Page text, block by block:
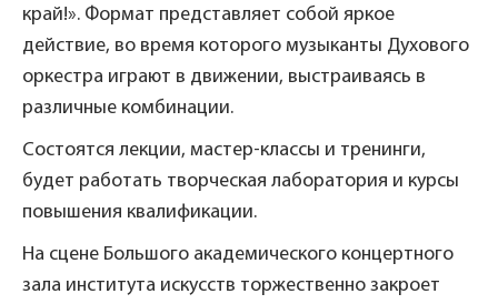
край!». Формат представляет собой яркое
действие, во время которого музыканты Духового
оркестра играют в движении, выстраиваясь в
различные комбинации.
Состоятся лекции, мастер-классы и тренинги,
будет работать творческая лаборатория и курсы
повышения квалификации.
На сцене Большого академического концертного
зала института искусств торжественно закроет